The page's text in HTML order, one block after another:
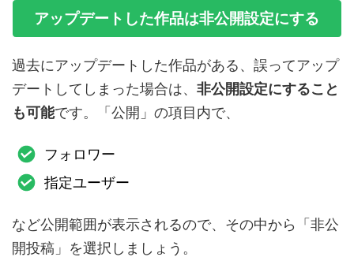
アップデートした作品は非公開設定にする
過去にアップデートした作品がある、誤ってアップ
デートしてしまった場合は、 非公開設定にすること
も可能です。「公開」の項目内で、
フォロワー
指定ユーザー
など公開範囲が表示されるので、その中から「非公
開投稿」を選択しましょう。